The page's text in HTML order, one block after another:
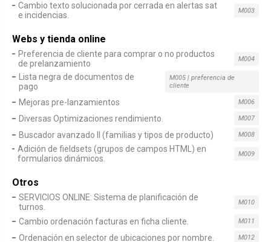
Cambio texto solucionada por cerrada en alertas sat
e incidencias.
M003
Webs y tienda online
Preferencia de cliente para comprar o no productos
de prelanzamiento
M004
Lista negra de documentos de
pago
M005 | preferencia de
cliente
Mejoras pre-lanzamientos M006
Diversas Optimizaciones rendimiento. M007
Buscador avanzado II (familias y tipos de producto) M008
Adición de fieldsets (grupos de campos HTML) en
formularios dinámicos.
M009
Otros
SERVICIOS ONLINE: Sistema de planificación de
turnos.
M010
Cambio ordenación facturas en ficha cliente. M011
Ordenación en selector de ubicaciones por nombre. M012